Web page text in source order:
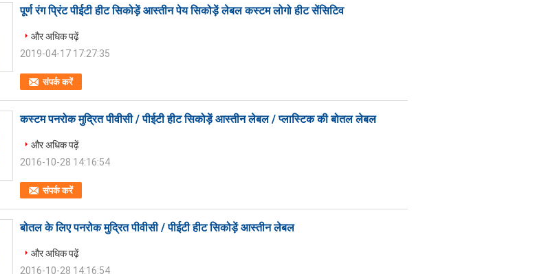
पूर्ण रंग प्रिंट पीईटी हीट सिकोड़ें आस्तीन पेय सिकोड़ें लेबल कस्टम लोगो हीट सेंसिटिव
संपर्क करें
और अधिक पढ़ें
2019-04-17 17:27:35
कस्टम पनरोक मुद्रित पीवीसी / पीईटी हीट सिकोड़ें आस्तीन लेबल / प्लास्टिक की बोतल लेबल
संपर्क करें
और अधिक पढ़ें
2016-10-28 14:16:54
बोतल के लिए पनरोक मुद्रित पीवीसी / पीईटी हीट सिकोड़ें आस्तीन लेबल
और अधिक पढ़ें
2016-10-28 14:16:54